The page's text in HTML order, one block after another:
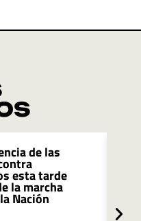
de las
esta tarde
la marcha
Nación
de